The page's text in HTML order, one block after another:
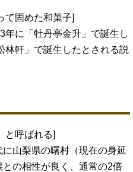
て固めた和菓子]
年に「牡丹亭金升」で誕生し
林軒」で誕生したとされる説
と呼ばれる]
山梨県の曙村（現在の身延
の相性が良く、通常の2倍